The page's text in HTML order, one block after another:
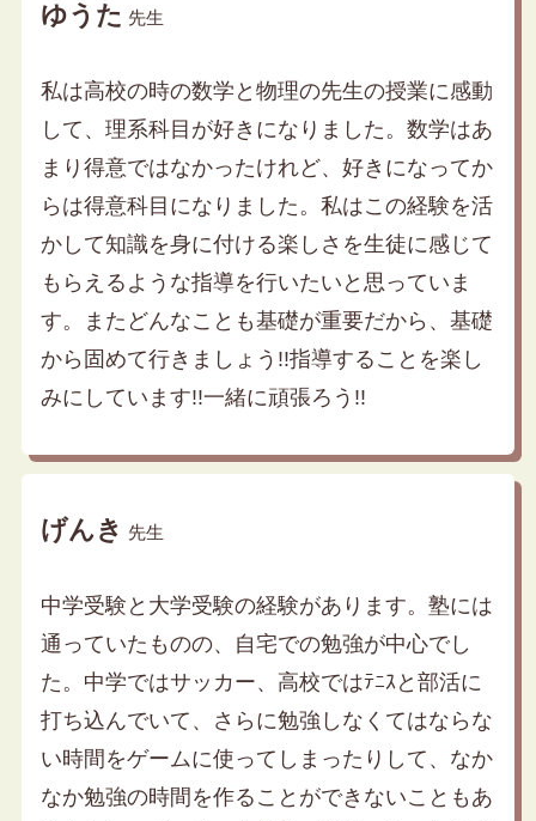
ゆうた 先生
私は高校の時の数学と物理の先生の授業に感動
して、理系科目が好きになりました。数学はあ
まり得意ではなかったけれど、好きになってか
らは得意科目になりました。私はこの経験を活
かして知識を身に付ける楽しさを生徒に感じて
もらえるような指導を行いたいと思っていま
す。またどんなことも基礎が重要だから、基礎
から固めて行きましょう!!指導することを楽し
みにしています!!一緒に頑張ろう!!
げんき 先生
中学受験と大学受験の経験があります。塾には
通っていたものの、自宅での勉強が中心でし
た。中学ではサッカー、高校ではﾃﾆｽと部活に
打ち込んでいて、さらに勉強しなくてはならな
い時間をゲームに使ってしまったりして、なか
なか勉強の時間を作ることができないこともあ